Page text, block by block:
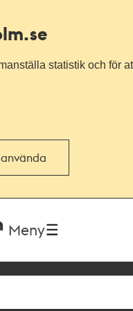
statistik och för
Meny